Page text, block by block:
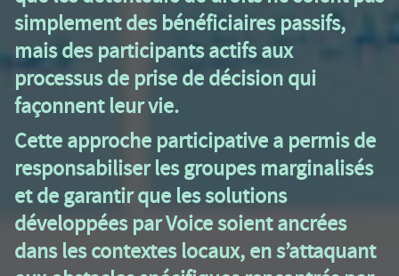
simplement des bénéficiaires passifs,
mais des participants actifs aux
processus de prise de décision qui
façonnent leur vie.
Cette approche participative a permis de
responsabiliser les groupes marginalisés
et de garantir que les solutions
développées par Voice soient ancrées
dans les contextes locaux, en s’attaquant